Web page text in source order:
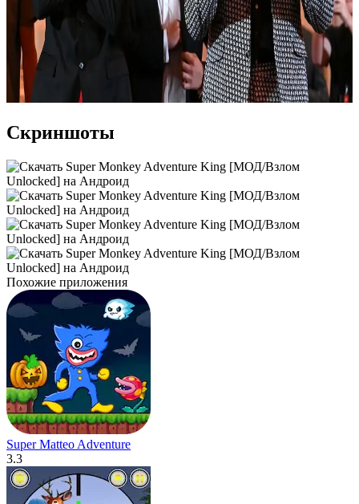
Скриншоты
Похожие приложения
Super Matteo Adventure
3.3